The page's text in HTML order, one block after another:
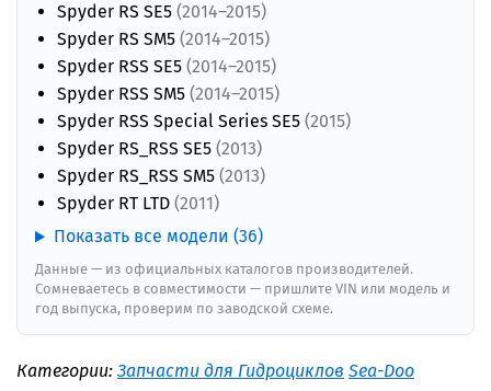
Spyder RS SE5 (2014–2015)
Spyder RS SM5 (2014–2015)
Spyder RSS SE5 (2014–2015)
Spyder RSS SM5 (2014–2015)
Spyder RSS Special Series SE5 (2015)
Spyder RS_RSS SE5 (2013)
Spyder RS_RSS SM5 (2013)
Spyder RT LTD (2011)
Показать все модели (36)
Данные — из официальных каталогов производителей.
Сомневаетесь в совместимости — пришлите VIN или модель и
год выпуска, проверим по заводской схеме.
Категории: Запчасти для Гидроциклов Sea-Doo